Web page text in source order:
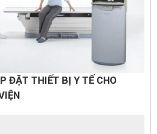
ĐẶT THIẾT BỊ Y TẾ CHO